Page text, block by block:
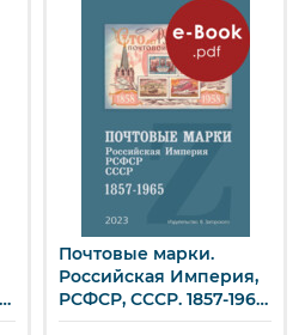
Почтовые марки.
Российская Империя,
РСФСР, СССР. 1857-1965
(e-book)